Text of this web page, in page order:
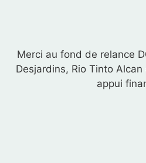
Merci au fond de relance
Desjardins, Rio Tinto Alcan
appui